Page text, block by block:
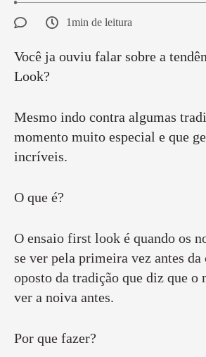
1min de leitura
Você ja ouviu falar sobre a
Look?
Mesmo indo contra algumas
momento muito especial e que
incríveis.
O que é?
O ensaio first look é quando os
se ver pela primeira vez antes
oposto da tradição que diz que o
ver a noiva antes.
Por que fazer?